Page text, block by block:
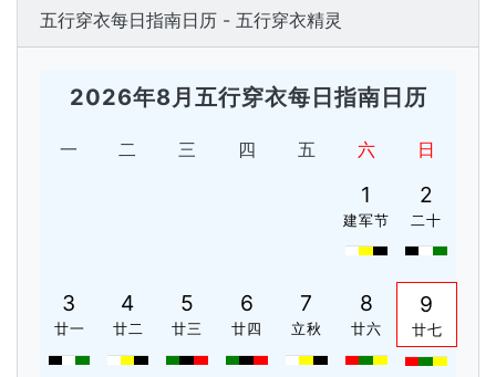
五行穿衣每日指南日历 - 五行穿衣精灵
2026年8月五行穿衣每日指南日历
一 二 三 四 五 六 日
1
建军节
2
二十
3
廿一
4
廿二
5
廿三
6
廿四
7
立秋
8
廿六
9
廿七